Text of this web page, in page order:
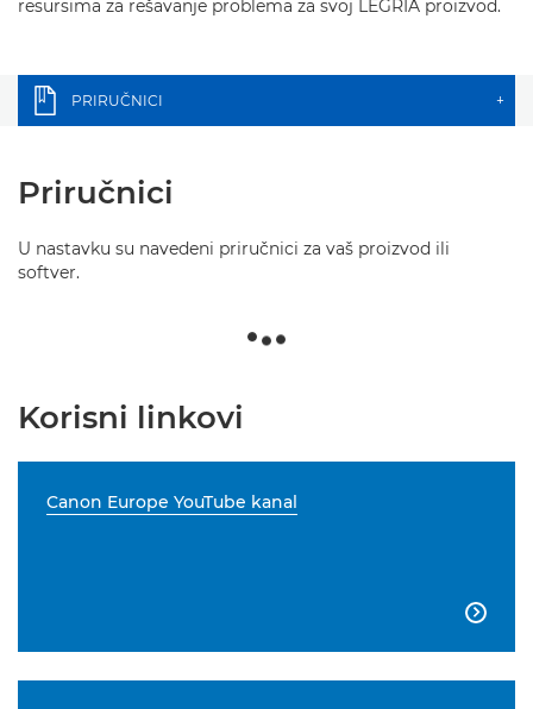
resursima za rešavanje problema za svoj LEGRIA proizvod.
PRIRUČNICI +
Priručnici
U nastavku su navedeni priručnici za vaš proizvod ili
softver.
Korisni linkovi
Canon Europe YouTube kanal
